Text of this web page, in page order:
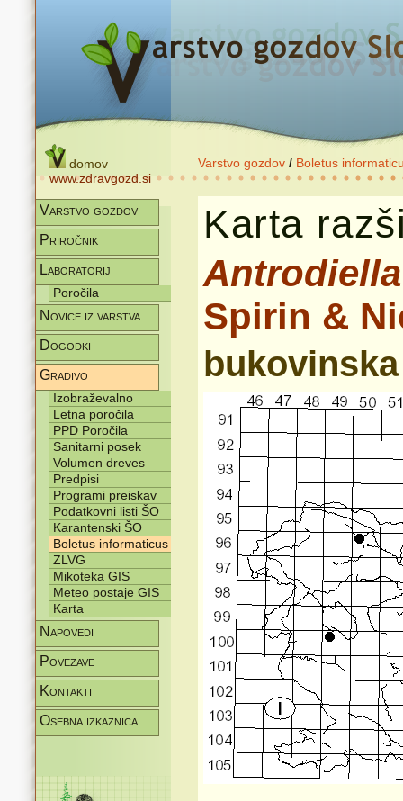
domov
www.zdravgozd.si
Varstvo gozdov / Boletus
Varstvo gozdov
Priročnik
Laboratorij
Poročila
Novice iz varstva
Dogodki
Gradivo
Izobraževalno
Letna poročila
PPD Poročila
Sanitarni posek
Volumen dreves
Predpisi
Programi preiskav
Podatkovni listi ŠO
Karantenski ŠO
Boletus informaticus
ZLVG
Mikoteka GIS
Meteo postaje GIS
Karta
Napovedi
Povezave
Kontakti
Osebna izkaznica
Karta
Spirin &